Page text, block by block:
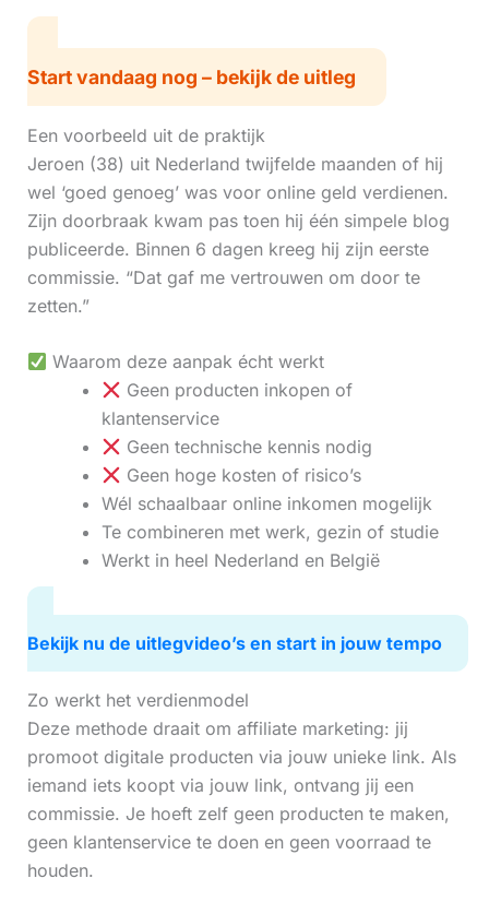
Start vandaag nog – bekijk de uitleg
Een voorbeeld uit de praktijk
Jeroen (38) uit Nederland twijfelde maanden of hij
wel ‘goed genoeg’ was voor online geld verdienen.
Zijn doorbraak kwam pas toen hij één simpele blog
publiceerde. Binnen 6 dagen kreeg hij zijn eerste
commissie. “Dat gaf me vertrouwen om door te
zetten.”
Waarom deze aanpak écht werkt
Geen producten inkopen of
klantenservice
Geen technische kennis nodig
Geen hoge kosten of risico’s
Wél schaalbaar online inkomen mogelijk
Te combineren met werk, gezin of studie
Werkt in heel Nederland en België
Bekijk nu de uitlegvideo’s en start in jouw tempo
Zo werkt het verdienmodel
Deze methode draait om affiliate marketing: jij
promoot digitale producten via jouw unieke link. Als
iemand iets koopt via jouw link, ontvang jij een
commissie. Je hoeft zelf geen producten te maken,
geen klantenservice te doen en geen voorraad te
houden.